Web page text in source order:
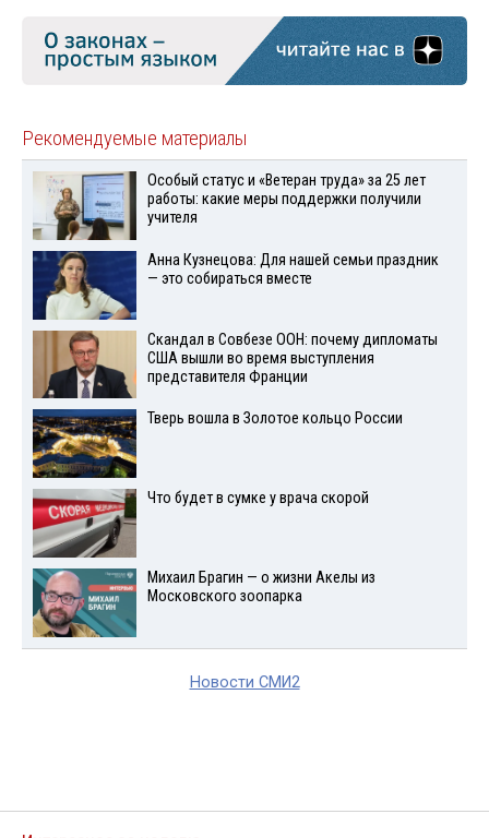
Рекомендуемые материалы
Особый статус и «Ветеран труда» за 25 лет
работы: какие меры поддержки получили
учителя
Анна Кузнецова: Для нашей семьи праздник
— это собираться вместе
Скандал в Совбезе ООН: почему дипломаты
США вышли во время выступления
представителя Франции
Тверь вошла в Золотое кольцо России
Что будет в сумке у врача скорой
Михаил Брагин — о жизни Акелы из
Московского зоопарка
Новости СМИ2